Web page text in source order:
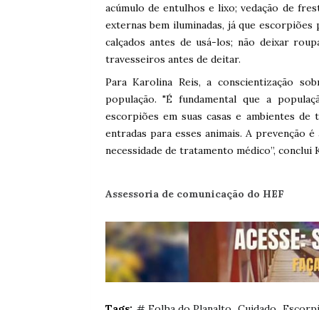
acúmulo de entulhos e lixo; vedação de
externas bem iluminadas, já que
calçados antes de usá-los; não deixar
travesseiros antes de deitar.
Para Karolina Reis, a conscientização
população. "É fundamental que a
escorpiões em suas casas e ambientes
entradas para esses animais. A prevenção
necessidade de tratamento médico”, conclui
Assessoria de comunicação do HEF